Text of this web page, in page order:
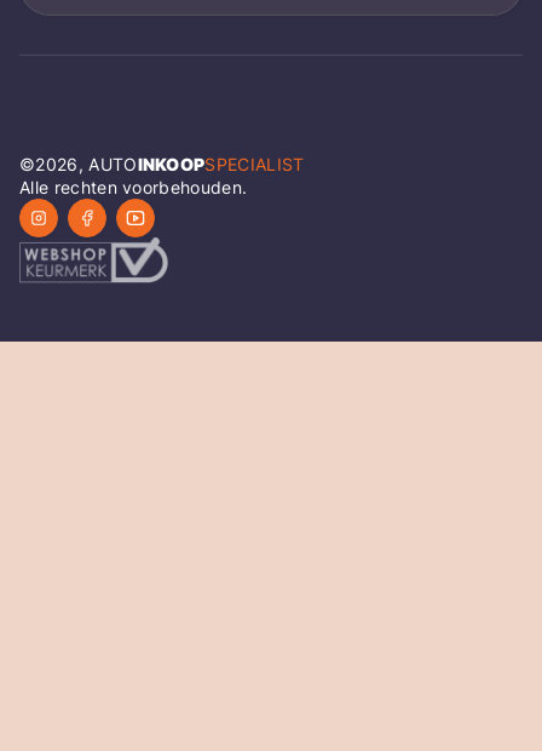
©2026, AUTOINKOOPSPECIALIST
Alle rechten voorbehouden.